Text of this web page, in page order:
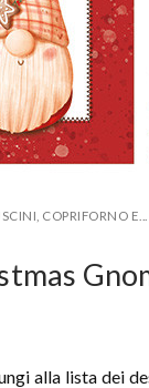
COPRIFORNO E...
alla lista dei